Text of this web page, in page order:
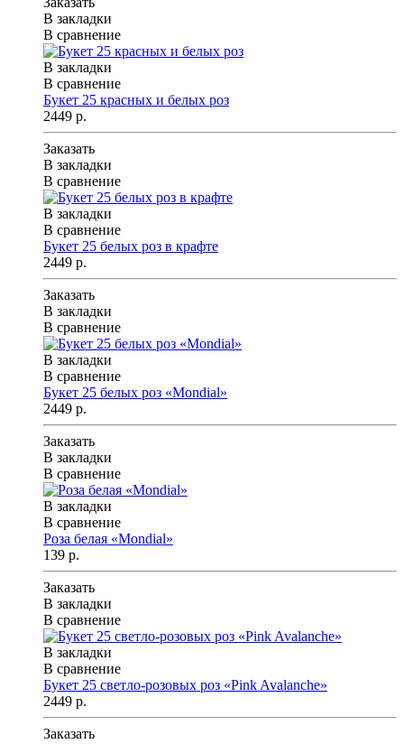
В закладки
В сравнение
В закладки
В сравнение
Букет 25 красных и белых роз
2449 р.
Заказать
В закладки
В сравнение
В закладки
В сравнение
Букет 25 белых роз в крафте
2449 р.
Заказать
В закладки
В сравнение
В закладки
В сравнение
Букет 25 белых роз «Mondial»
2449 р.
Заказать
В закладки
В сравнение
В закладки
В сравнение
Роза белая «Mondial»
139 р.
Заказать
В закладки
В сравнение
В закладки
В сравнение
Букет 25 светло-розовых роз «Pink Avalanche»
2449 р.
Заказать